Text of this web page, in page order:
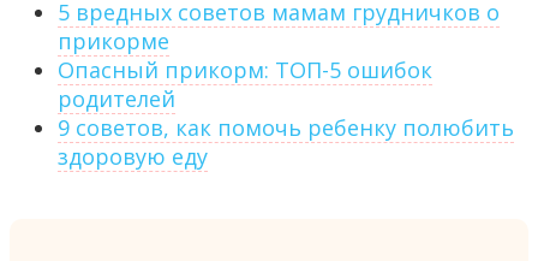
5 вредных советов мамам грудничков о
прикорме
Опасный прикорм: ТОП-5 ошибок
родителей
9 советов, как помочь ребенку полюбить
здоровую еду